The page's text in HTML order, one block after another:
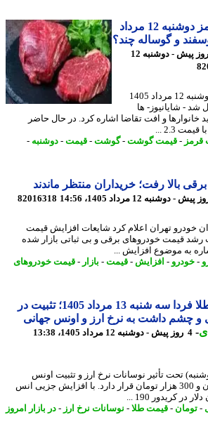
قیمت گوشت قرمز دوشنبه 12 مرداد
3 روز پیش - دوشنبه 12
قیمت گوشت قرمز امروز دوشنبه 12 مرداد 1405
شایانیوز- ها
و افت تقاضا اشاره کرد. در حال حاضر
...
- قیمت گوشت-گوشت-قیمت-دوشنبه-
رفت؛ خریداران منتظر ماندند
82016318
تهران اعلام کرد شایعات افزایش قیمت
خودروهای برقی و بی ثباتی بازار شده
موضوع افزایش ...
-افزایش -قیمت-بازار - قیمت خودروهای
پیش بینی قیمت طلا فردا سه شنبه 13 مرداد 1405؛ تثبیت در
1405، 13:38
تحت تأثیر نوسانات نرخ ارز و تثبیت اونس
جهانی، در محدوده 18 میلیون و 300 هزار تومان قرار دارد. با افزایش جزیی انس
-قیمت طلا-نوسانات نرخ ارز- در بازار امروز